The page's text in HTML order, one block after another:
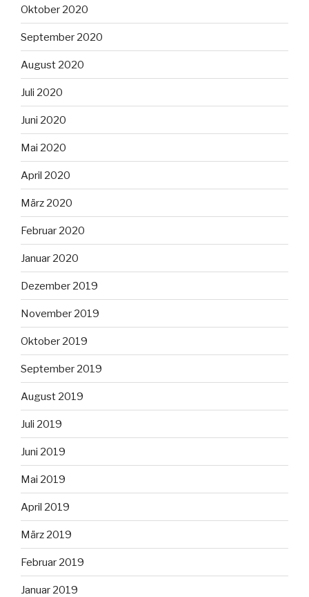
Oktober 2020
September 2020
August 2020
Juli 2020
Juni 2020
Mai 2020
April 2020
März 2020
Februar 2020
Januar 2020
Dezember 2019
November 2019
Oktober 2019
September 2019
August 2019
Juli 2019
Juni 2019
Mai 2019
April 2019
März 2019
Februar 2019
Januar 2019